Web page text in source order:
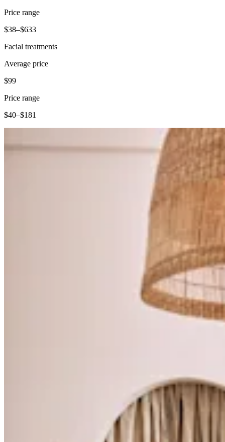
Descripción general
Cambia a Square
Tipos
Ropa
Vino y licor
Jardín
Vincula tu catálogo y configúralo rápidamente
Tatuajes y piercings
Price range
$38–$633
Facial treatments
Average price
$99
Price range
$40–$181